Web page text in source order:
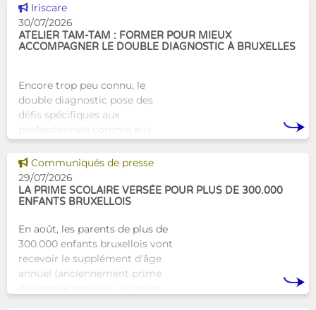
travail au serv
Voir cette news
Iriscare
30/07/2026
ATELIER TAM-TAM : FORMER POUR MIEUX
ACCOMPAGNER LE DOUBLE DIAGNOSTIC À BRUXELLES
Encore trop peu connu, le
double diagnostic pose des
défis spécifiques aux
professionnels comme aux
Tam-Tam apporte une réponse
concrète avec une formation
dest
Voir cette news
Communiqués de presse
29/07/2026
LA PRIME SCOLAIRE VERSÉE POUR PLUS DE 300.000
ENFANTS BRUXELLOIS
En août, les parents de plus de
300.000 enfants bruxellois vont
recevoir le supplément d'âge
annuel (anciennement prime